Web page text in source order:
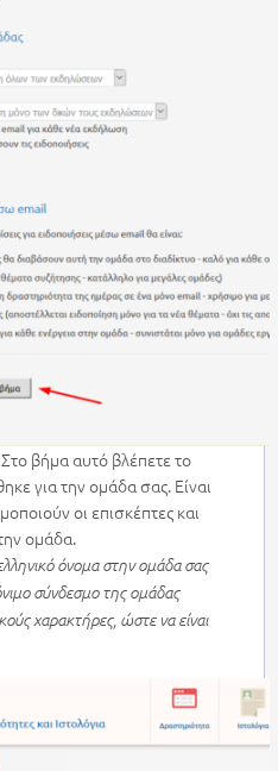
Στο βήμα αυτό βλέπετε το
για την ομάδα σας. Είναι
οι επισκέπτες και
ομάδα.
όνομα στην ομάδα σας
σύνδεσμο της ομάδας
χαρακτήρες, ώστε να είναι